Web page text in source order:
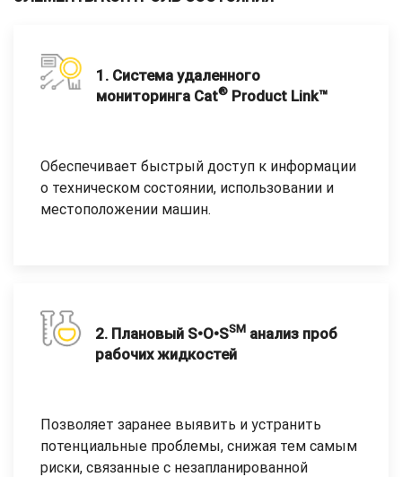
1. Система удаленного
мониторинга Cat®Product Link™
Обеспечивает быстрый доступ к информации
о техническом состоянии, использовании и
местоположении машин.
2. Плановый S•O•SSMанализ проб
рабочих жидкостей
Позволяет заранее выявить и устранить
потенциальные проблемы, снижая тем самым
риски, связанные с незапланированной